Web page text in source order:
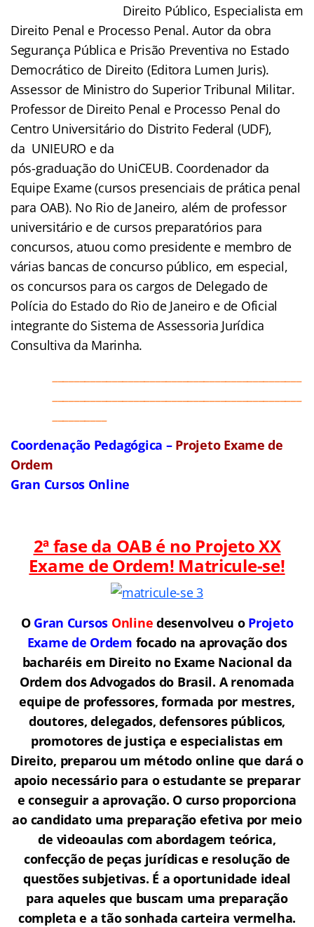
Direito Público, Especialista em
Direito Penal e Processo Penal. Autor da obra
Segurança Pública e Prisão Preventiva no Estado
Democrático de Direito (Editora Lumen Juris).
Assessor de Ministro do Superior Tribunal Militar.
Professor de Direito Penal e Processo Penal do
Centro Universitário do Distrito Federal (UDF),
da UNIEURO e da
pós-graduação do UniCEUB. Coordenador da
Equipe Exame (cursos presenciais de prática penal
para OAB). No Rio de Janeiro, além de professor
universitário e de cursos preparatórios para
concursos, atuou como presidente e membro de
várias bancas de concurso público, em especial,
os concursos para os cargos de Delegado de
Polícia do Estado do Rio de Janeiro e de Oficial
integrante do Sistema de Assessoria Jurídica
Consultiva da Marinha.
Coordenação Pedagógica – Projeto Exame de
Ordem
Gran Cursos Online
2ª fase da OAB é no Projeto XX
Exame de Ordem! Matricule-se!
O Gran Cursos Online desenvolveu o Projeto
Exame de Ordem focado na aprovação dos
bacharéis em Direito no Exame Nacional da
Ordem dos Advogados do Brasil. A renomada
equipe de professores, formada por mestres,
doutores, delegados, defensores públicos,
promotores de justiça e especialistas em
Direito, preparou um método online que dará o
apoio necessário para o estudante se preparar
e conseguir a aprovação. O curso proporciona
ao candidato uma preparação efetiva por meio
de videoaulas com abordagem teórica,
confecção de peças jurídicas e resolução de
questões subjetivas. É a oportunidade ideal
para aqueles que buscam uma preparação
completa e a tão sonhada carteira vermelha.